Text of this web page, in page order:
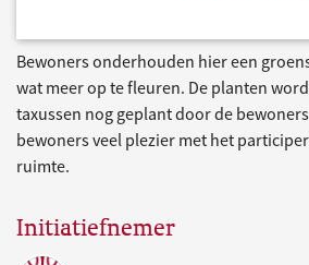
Bewoners onderhouden hier een
wat meer op te fleuren. De planten
taxussen nog geplant door de
bewoners veel plezier met het
ruimte.
Initiatiefnemer